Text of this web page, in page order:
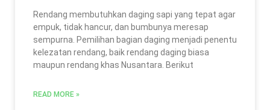
Rendang membutuhkan daging sapi yang tepat agar
empuk, tidak hancur, dan bumbunya meresap
sempurna. Pemilihan bagian daging menjadi penentu
kelezatan rendang, baik rendang daging biasa
maupun rendang khas Nusantara. Berikut
READ MORE »